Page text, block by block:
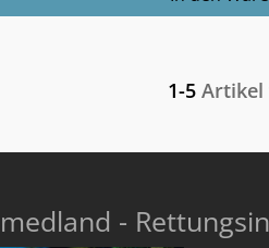
1-5 Artikel
medland -